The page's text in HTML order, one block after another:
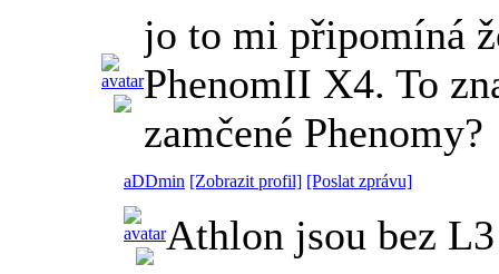
jo to mi připomíná
PhenomII X4. To
zamčené Phenomy?
aDDmin [Zobrazit profil] [Poslat zprávu]
Athlon jsou bez